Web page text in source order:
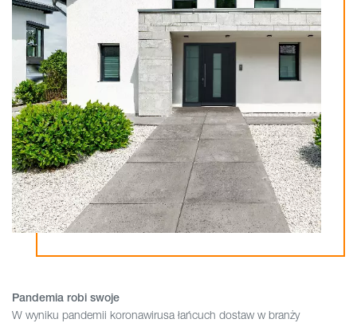
Pandemia robi swoje
W wyniku pandemii koronawirusa łańcuch dostaw w branży